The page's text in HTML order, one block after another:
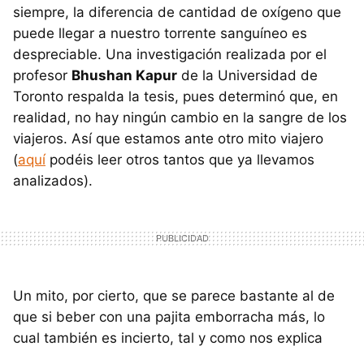
siempre, la diferencia de cantidad de oxígeno que
puede llegar a nuestro torrente sanguíneo es
despreciable. Una investigación realizada por el
profesor Bhushan Kapur de la Universidad de
Toronto respalda la tesis, pues determinó que, en
realidad, no hay ningún cambio en la sangre de los
viajeros. Así que estamos ante otro mito viajero
(aquípodéis leer otros tantos que ya llevamos
analizados).
Un mito, por cierto, que se parece bastante al de
que si beber con una pajita emborracha más, lo
cual también es incierto, tal y como nos explica